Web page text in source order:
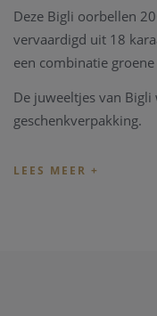
Deze Bigli oorbellen
vervaardigd uit 18
een combinatie
De juweeltjes van
geschenkverpakking.
winkel te Heist-op-den-